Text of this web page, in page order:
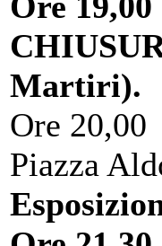
Martiri).
Ore 20,00
Piazza